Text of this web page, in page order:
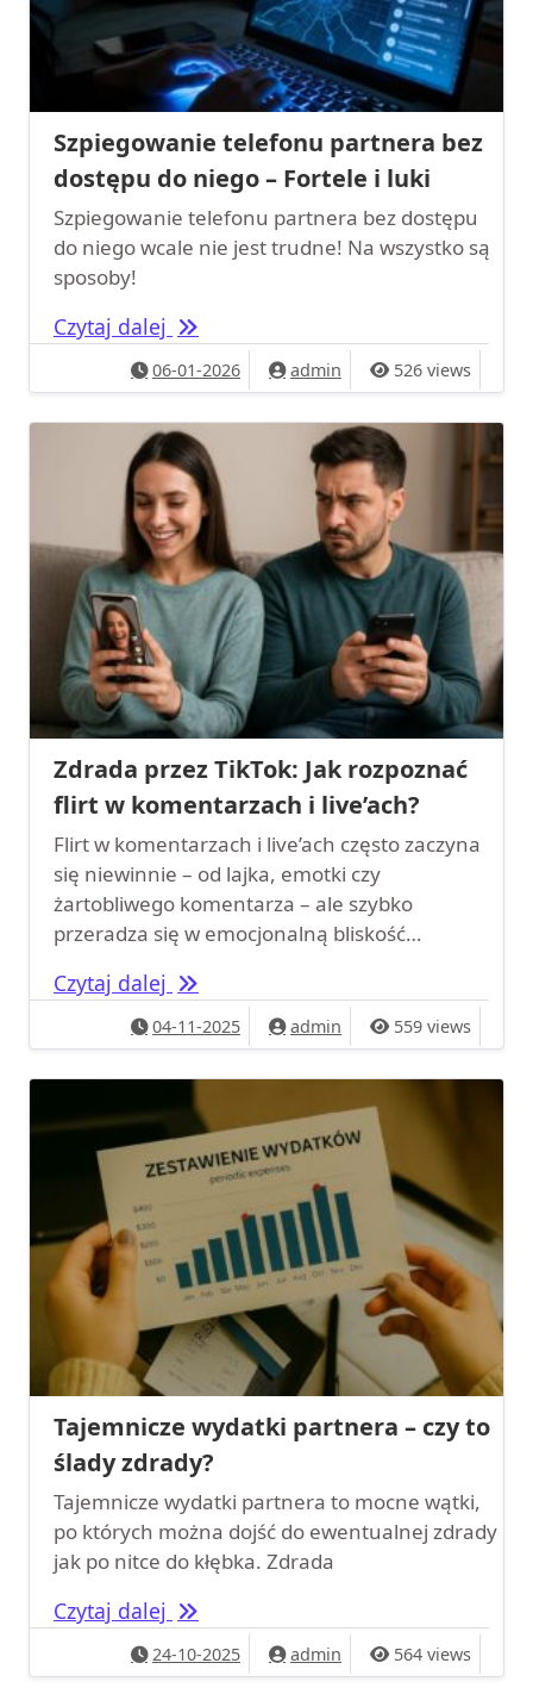
Szpiegowanie telefonu partnera bez
dostępu do niego – Fortele i luki
Szpiegowanie telefonu partnera bez dostępu
do niego wcale nie jest trudne! Na wszystko są
sposoby!
Czytaj dalej Szpiegowanie telefonu partnera
06-01-2026 admin 526 views
Zdrada przez TikTok: Jak rozpoznać
flirt w komentarzach i live’ach?
Flirt w komentarzach i live’ach często zaczyna
się niewinnie – od lajka, emotki czy
żartobliwego komentarza – ale szybko
przeradza się w emocjonalną bliskość…
Czytaj dalej Zdrada przez TikTok: Jak
04-11-2025 admin 559 views
Tajemnicze wydatki partnera – czy to
ślady zdrady?
Tajemnicze wydatki partnera to mocne wątki,
po których można dojść do ewentualnej zdrady
jak po nitce do kłębka. Zdrada
Czytaj dalej Tajemnicze wydatki partnera – czy
24-10-2025 admin 564 views